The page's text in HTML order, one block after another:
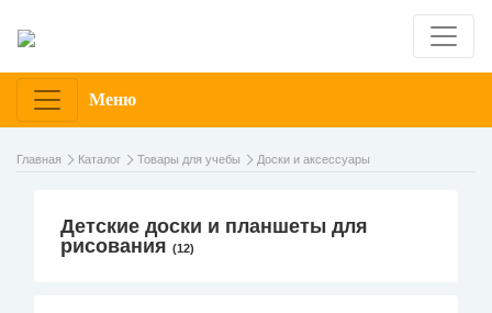
Меню
Главная Каталог Товары для учебы Доски и аксессуары
Детские доски и планшеты для
рисования (12)